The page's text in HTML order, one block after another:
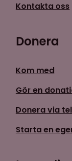
Kontakta oss
Donera
Kom med
Gör en
Donera via
Starta en